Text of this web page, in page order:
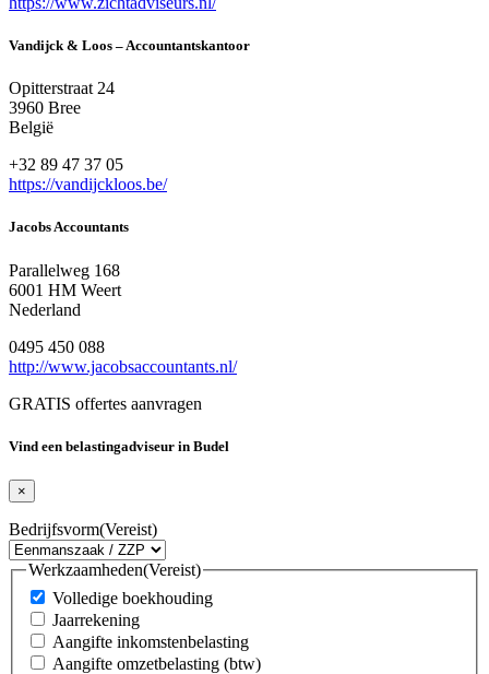
Vandijck & Loos – Accountantskantoor
Opitterstraat 24
3960 Bree
België
+32 89 47 37 05
https://vandijckloos.be/
Jacobs Accountants
Parallelweg 168
6001 HM Weert
Nederland
0495 450 088
http://www.jacobsaccountants.nl/
GRATIS offertes aanvragen
Vind een belastingadviseur in Budel
×
Bedrijfsvorm(Vereist)
Werkzaamheden(Vereist)
Volledige boekhouding
Jaarrekening
Aangifte inkomstenbelasting
Aangifte omzetbelasting (btw)